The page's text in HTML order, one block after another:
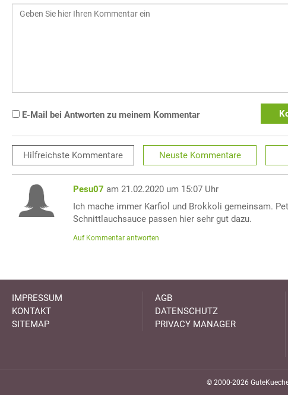
E-Mail bei Antworten zu meinem Kommentar
Hilfreichste Kommentare Neuste Kommentare
Pesu07 am 21.02.2020 um 15:07 Uhr
Ich mache immer Karfiol und Brokkoli gemeinsam.
Schnittlauchsauce passen hier sehr gut dazu.
Auf Kommentar antworten
IMPRESSUM
KONTAKT
SITEMAP
AGB
DATENSCHUTZ
PRIVACY MANAGER
© 2000-2026